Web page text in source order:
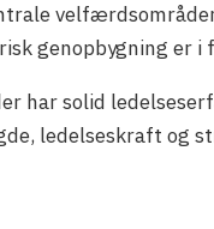
genopbygning er i
har solid
ledelseskraft og